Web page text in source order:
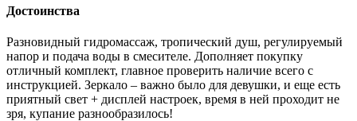
Достоинства
Разновидный гидромассаж, тропический душ, регулируемый
напор и подача воды в смесителе. Дополняет покупку
отличный комплект, главное проверить наличие всего с
инструкцией. Зеркало – важно было для девушки, и еще есть
приятный свет + дисплей настроек, время в ней проходит не
зря, купание разнообразилось!